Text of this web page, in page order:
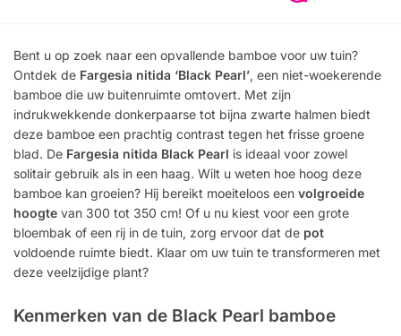
Bent u op zoek naar een opvallende bamboe voor uw tuin?
Ontdek de Fargesia nitida ‘Black Pearl’, een niet-woekerende
bamboe die uw buitenruimte omtovert. Met zijn
indrukwekkende donkerpaarse tot bijna zwarte halmen biedt
deze bamboe een prachtig contrast tegen het frisse groene
blad. De Fargesia nitida Black Pearl is ideaal voor zowel
solitair gebruik als in een haag. Wilt u weten hoe hoog deze
bamboe kan groeien? Hij bereikt moeiteloos een volgroeide
hoogte van 300 tot 350 cm! Of u nu kiest voor een grote
bloembak of een rij in de tuin, zorg ervoor dat de pot
voldoende ruimte biedt. Klaar om uw tuin te transformeren met
deze veelzijdige plant?
Kenmerken van de Black Pearl bamboe